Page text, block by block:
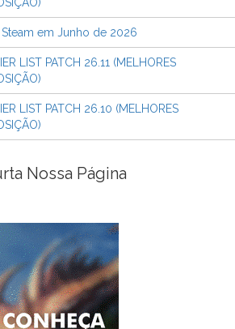
em Junho de 2026
LIST PATCH 26.11 (MELHORES
LIST PATCH 26.10 (MELHORES
Nossa Página